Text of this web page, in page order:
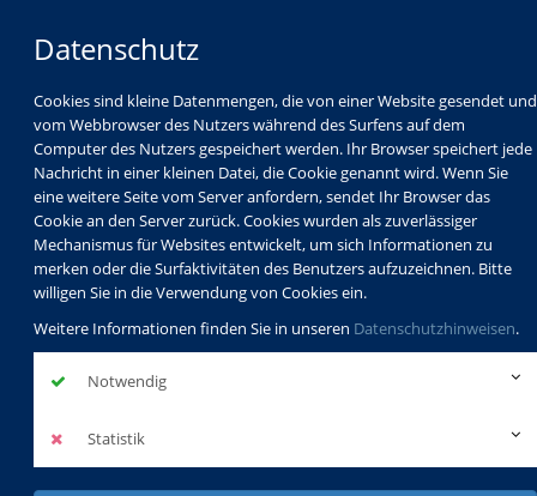
Datenschutz
Cookies sind kleine Datenmengen, die von einer Website gesendet und
vom Webbrowser des Nutzers während des Surfens auf dem
Computer des Nutzers gespeichert werden. Ihr Browser speichert jede
Nachricht in einer kleinen Datei, die Cookie genannt wird. Wenn Sie
eine weitere Seite vom Server anfordern, sendet Ihr Browser das
Cookie an den Server zurück. Cookies wurden als zuverlässiger
Mechanismus für Websites entwickelt, um sich Informationen zu
merken oder die Surfaktivitäten des Benutzers aufzuzeichnen. Bitte
willigen Sie in die Verwendung von Cookies ein.
Weitere Informationen finden Sie in unseren Datenschutzhinweisen.
Notwendig
Statistik
Programm
Schulabschlüsse
Schulkindbetreuung
Service